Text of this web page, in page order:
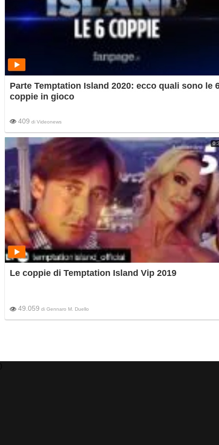
Parte Temptation Island 2020: ecco quali sono le
coppie in gioco
409 di Videonews
Le coppie di Temptation Island Vip 2019
49.059 di Gennaro M. Duello